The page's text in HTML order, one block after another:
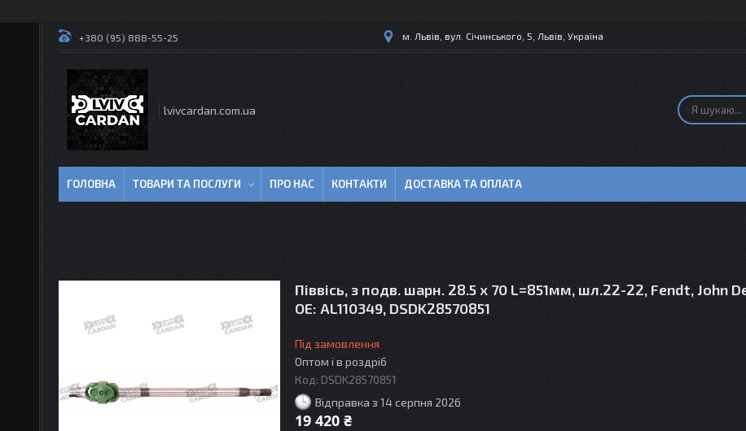
+380 (95) 888-55-25 м. Львів, вул. Січинського, 5, Львів, Україна
lvivcardan.com.ua
ГОЛОВНА ТОВАРИ ТА ПОСЛУГИ ПРО НАС КОНТАКТИ ДОСТАВКА ТА ОПЛАТА
Піввісь, з подв. шарн. 28.5 x 70 L=851мм, шл.22-22, Fendt, John
OE: AL110349, DSDK28570851
Під замовлення
Оптом і в роздріб
Код: DSDK28570851
Відправка з 14 серпня 2026
19 420 ₴